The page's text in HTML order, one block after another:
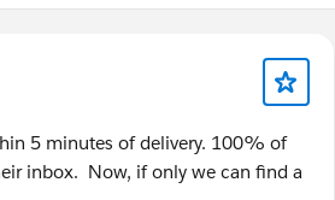
5 minutes of delivery. 100% of
inbox. Now, if only we can find a